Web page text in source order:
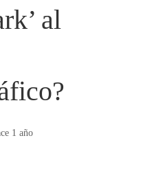
al
1 año